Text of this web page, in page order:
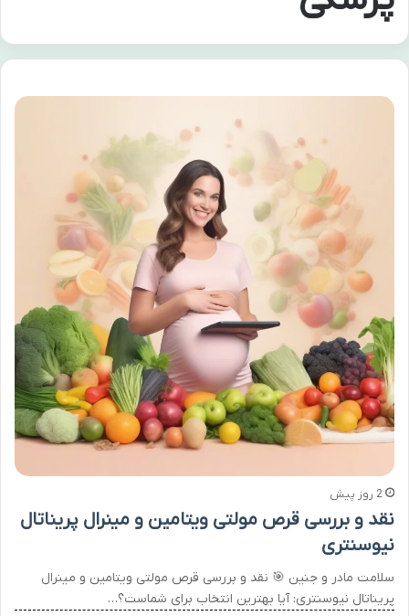
2 روز پیش
نقد و بررسی قرص مولتی ویتامین و مینرال پریناتال
نیوسنتری
سلامت مادر و جنین 🎯 نقد و بررسی قرص مولتی ویتامین و مینرال
پریناتال نیوسنتری: آیا بهترین انتخاب برای شماست؟…